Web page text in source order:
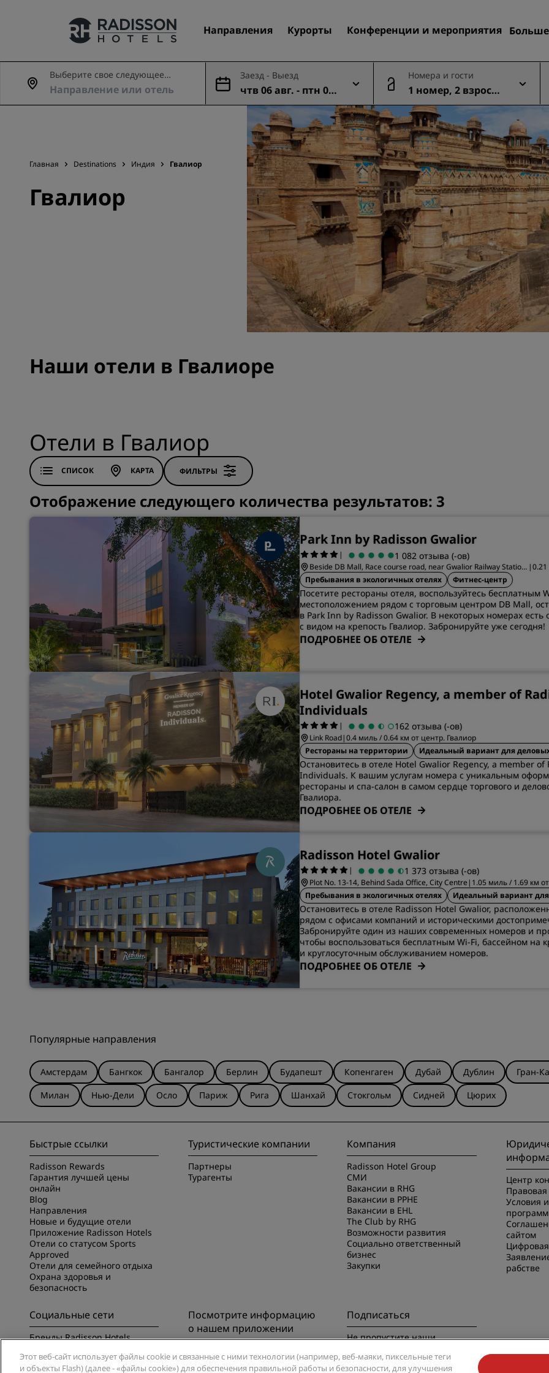
Направления Курорты Конференции и мероприятия Больше
Наши бренды
Поиск отеля
Направления
Курорты
Апартаменты с
Отели при аэропорте
Новые и будущие отели
Конференции и
Откройте для себя
Meetings
Забронировать
мероприятия
Запросить ценовое
предложение
Поиск ресторана
Цифровые услуги
Приложение Radisson
Выберите свое следующее
приключение
Заезд - Выезд
чтв 06 авг. - птн 07
авг.
Номера и гости
1 номер, 2 взросл
ых
Главная Destinations Индия Гвалиор
Гвалиор
Наши отели в Гвалиоре
Отели в Гвалиор
СПИСОК КАРТА ФИЛЬТРЫ
Отображение следующего количества результатов: 3
Park Inn by Radisson Gwalior
| 1 082 отзыва (-ов)
Beside DB Mall, Race course road, near Gwalior Railway Station
Gwalior, Madhya Pradesh
|
Пребывания в экологичных отелях Фитнес-центр
Посетите рестораны отеля, воспользуйтесь бесплатным
местоположением рядом с торговым центром DB Mall,
в Park Inn by Radisson Gwalior. В некоторых номерах есть
с видом на крепость Гвалиор. Забронируйте уже сегодня!
ПОДРОБНЕЕ ОБ ОТЕЛЕ
Hotel Gwalior Regency, a member of
Individuals
| 162 отзыва (-ов)
Link Road|0.4 миль / 0.64 км от центр. Гвалиор
Рестораны на территории
Идеальный вариант для
Остановитесь в отеле Hotel Gwalior Regency, a member of
Individuals. К вашим услугам номера с уникальным
рестораны и спа-салон в самом сердце торгового и
Гвалиора.
ПОДРОБНЕЕ ОБ ОТЕЛЕ
Radisson Hotel Gwalior
| 1 373 отзыва (-ов)
Plot No. 13-14, Behind Sada Office, City Centre | 1.05 миль / 1.69 км
Пребывания в экологичных отелях
Идеальный вариант
Остановитесь в отеле Radisson Hotel Gwalior,
рядом с офисами компаний и историческими
Забронируйте один из наших современных номеров и
чтобы воспользоваться бесплатным Wi-Fi, бассейном на
и круглосуточным обслуживанием номеров.
ПОДРОБНЕЕ ОБ ОТЕЛЕ
Популярные направления
Амстердам Бангкок Бангалор Берлин Будапешт Копенгаген Дубай Дублин Гран-
Милан
Нью-Дели Осло Париж Рига Шанхай Стокгольм Сидней Цюрих
Быстрые ссылки
Radisson Rewards
Гарантия лучшей цены
онлайн
Blog
Направления
Новые и будущие отели
Приложение Radisson Hotels
Отели со статусом Sports
Approved
Отели для семейного отдыха
Охрана здоровья и
безопасность
Туристические компании
Партнеры
Турагенты
Компания
Radisson Hotel Group
СМИ
Вакансии в RHG
Вакансии в PPHE
Вакансии в EHL
The Club by RHG
Возможности развития
Социально ответственный
бизнес
Закупки
Центр
Правовая
Условия
сайтом
рабстве
Социальные сети
Бренды Radisson Hotels
Посмотрите информацию
о нашем приложении
Radisson Hotels
Подписаться
Не пропустите наши
наибольшей популярностью
Этот веб-сайт использует файлы cookie и связанные с ними технологии (например, веб-маяки, пиксельные теги
и объекты Flash) (далее - «файлы cookie») для обеспечения правильной работы и безопасности, для улучшения